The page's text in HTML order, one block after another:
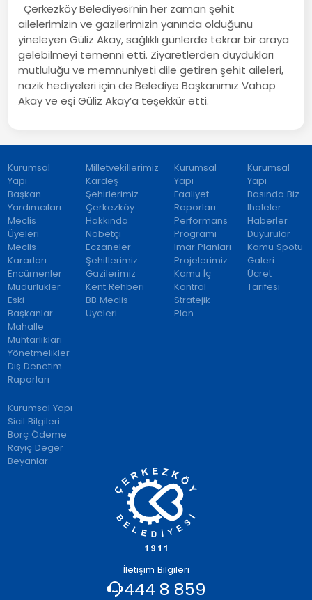
Çerkezköy Belediyesi’nin her zaman şehit
ailelerimizin ve gazilerimizin yanında olduğunu
yineleyen Güliz Akay, sağlıklı günlerde tekrar bir araya
gelebilmeyi temenni etti. Ziyaretlerden duydukları
mutluluğu ve memnuniyeti dile getiren şehit aileleri,
nazik hediyeleri için de Belediye Başkanımız Vahap
Akay ve eşi Güliz Akay’a teşekkür etti.
Kurumsal
Yapı
Başkan
Yardımcıları
Meclis
Üyeleri
Meclis
Kararları
Encümenler
Müdürlükler
Eski
Başkanlar
Mahalle
Muhtarlıkları
Yönetmelikler
Dış Denetim
Raporları
Milletvekillerimiz
Kardeş
Şehirlerimiz
Çerkezköy
Hakkında
Nöbetçi
Eczaneler
Şehitlerimiz
Gazilerimiz
Kent Rehberi
BB Meclis
Üyeleri
Kurumsal
Yapı
Faaliyet
Raporları
Performans
Programı
İmar Planları
Projelerimiz
Kamu İç
Kontrol
Stratejik
Plan
Kurumsal
Yapı
Basında Biz
İhaleler
Haberler
Duyurular
Kamu Spotu
Galeri
Ücret
Tarifesi
Kurumsal Yapı
Sicil Bilgileri
Borç Ödeme
Rayiç Değer
Beyanlar
İletişim Bilgileri
444 8 859